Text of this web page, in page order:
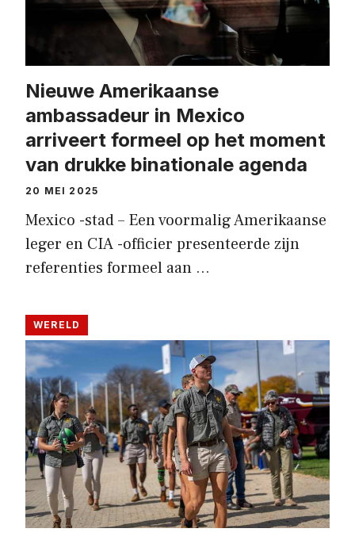
Nieuwe Amerikaanse
ambassadeur in Mexico
arriveert formeel op het moment
van drukke binationale agenda
20 MEI 2025
Mexico -stad – Een voormalig Amerikaanse
leger en CIA -officier presenteerde zijn
referenties formeel aan …
WERELD